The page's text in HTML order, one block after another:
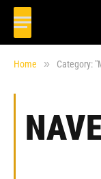
Home » Category: